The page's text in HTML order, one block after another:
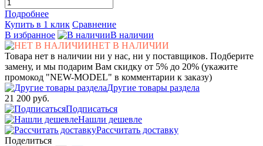
Подробнее
Купить в 1 клик Сравнение
В избранное
В наличии
НЕТ В НАЛИЧИИ
Товара нет в наличии ни у нас, ни у поставщиков. Подберите
замену, и мы подарим Вам скидку от 5% до 20% (укажите
промокод "NEW-MODEL" в комментарии к заказу)
Другие товары раздела
21 200 руб.
Подписаться
Нашли дешевле
Рассчитать доставку
Поделиться